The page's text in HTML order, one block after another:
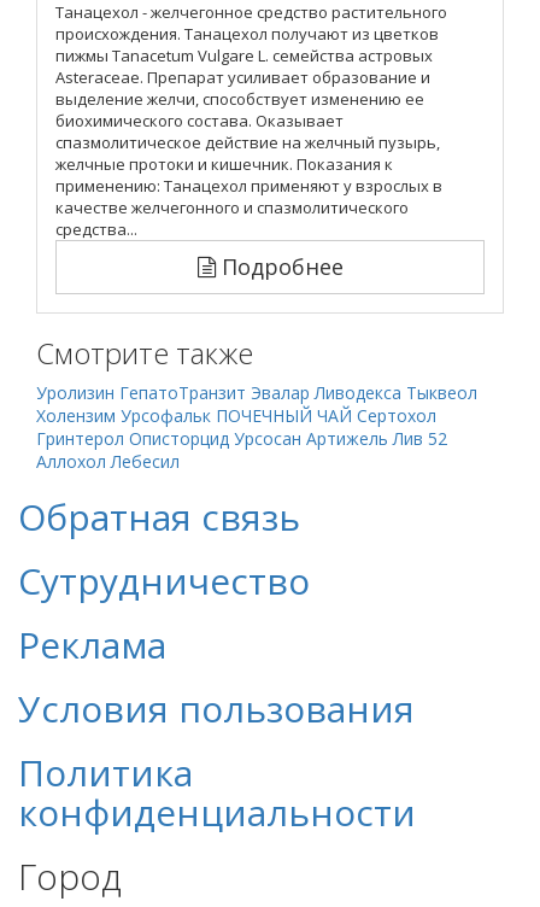
Танацехол - желчегонное средство растительного
происхождения. Танацехол получают из цветков
пижмы Tanacetum Vulgare L. семейства астровых
Asteraceae. Препарат усиливает образование и
выделение желчи, способствует изменению ее
биохимического состава. Оказывает
спазмолитическое действие на желчный пузырь,
желчные протоки и кишечник. Показания к
применению: Танацехол применяют у взрослых в
качестве желчегонного и спазмолитического
средства...
Подробнее
Смотрите также
Уролизин ГепатоТранзит Эвалар Ливодекса Тыквеол
Холензим Урсофальк ПОЧЕЧНЫЙ ЧАЙ Сертохол
Гринтерол Описторцид Урсосан Артижель Лив 52
Аллохол Лебесил
Обратная связь
Сутрудничество
Реклама
Условия пользования
Политика
конфиденциальности
Город